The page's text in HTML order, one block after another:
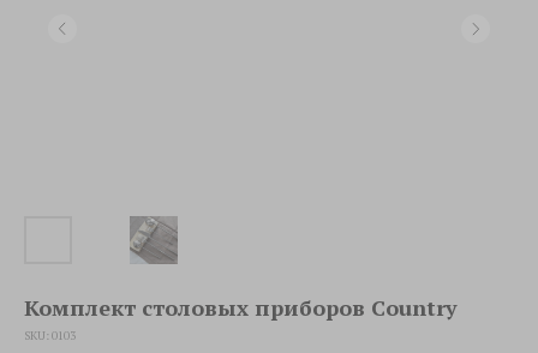
Комплект столовых приборов Country
SKU: 0103